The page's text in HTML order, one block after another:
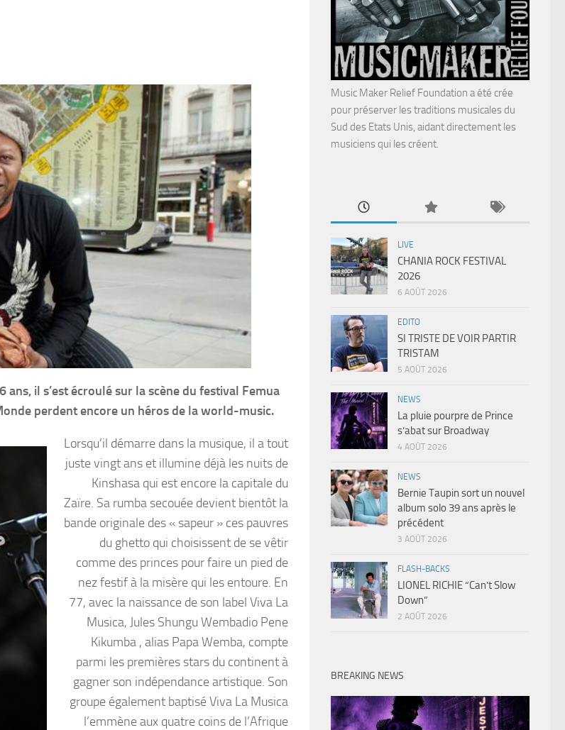
ans, il s’est écroulé sur la scène du festival Femua
perdent encore un héros de la world-music.
Lorsqu’il démarre dans la musique, il a tout
juste vingt ans et illumine déjà les nuits de
Kinshasa qui est encore la capitale du
Zaïre. Sa rumba secouée devient bientôt la
bande originale des « sapeur » ces pauvres
du ghetto qui choisissent de se vêtir
comme des princes pour faire un pied de
nez festif à la misère qui les entoure. En
77, avec la naissance de son label Viva La
Musica, Jules Shungu Wembadio Pene
Kikumba , alias Papa Wemba, compte
parmi les premières stars du continent à
gagner son indépendance artistique. Son
groupe également baptisé Viva La Musica
l’emmène aux quatre coins de l’Afrique
Music Maker Relief Foundation a été crée
pour préserver les traditions musicales du
Sud des Etats Unis, aidant directement les
musiciens qui les créent.
LIVE
CHANIA ROCK FESTIVAL
2026
6 AOÛT 2026
EDITO
SI TRISTE DE VOIR PARTIR
TRISTAM
5 AOÛT 2026
NEWS
La pluie pourpre de Prince
s’abat sur Broadway
4 AOÛT 2026
NEWS
Bernie Taupin sort un nouvel
album solo 39 ans après le
précédent
3 AOÛT 2026
FLASH-BACKS
LIONEL RICHIE “Can’t Slow
Down”
2 AOÛT 2026
BREAKING NEWS